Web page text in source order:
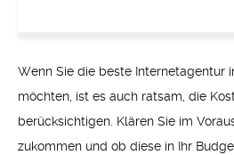
Wenn Sie die beste Internetagentur
möchten, ist es auch ratsam, die
berücksichtigen. Klären Sie im
zukommen und ob diese in Ihr